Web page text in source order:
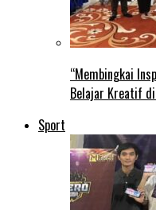
“Membingkai
Belajar Kreatif
Sport